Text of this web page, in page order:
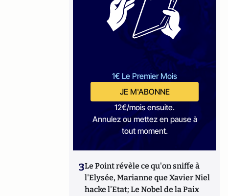
1€ Le Premier Mois
JE M'ABONNE
12€/mois ensuite.
Annulez ou mettez en pause à
tout moment.
3Le Point révèle ce qu'on sniffe à
l'Elysée, Marianne que Xavier Niel
hacke l'Etat; Le Nobel de la Paix